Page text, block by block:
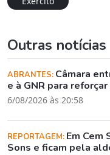
Outras notícias
ABRANTES: Câmara
e à GNR para
6/08/2026 às 20:58
REPORTAGEM: Em
Sons e ficam pela